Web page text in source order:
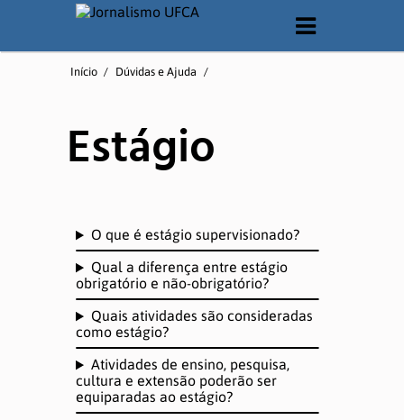
Matriz Curricular
QUEM SOMOS
Corpo Docente
Corpo Técnico
Início / Dúvidas e Ajuda /
Estágio
O que é estágio supervisionado?
Qual a diferença entre estágio
obrigatório e não-obrigatório?
Quais atividades são consideradas
como estágio?
Atividades de ensino, pesquisa,
cultura e extensão poderão ser
equiparadas ao estágio?